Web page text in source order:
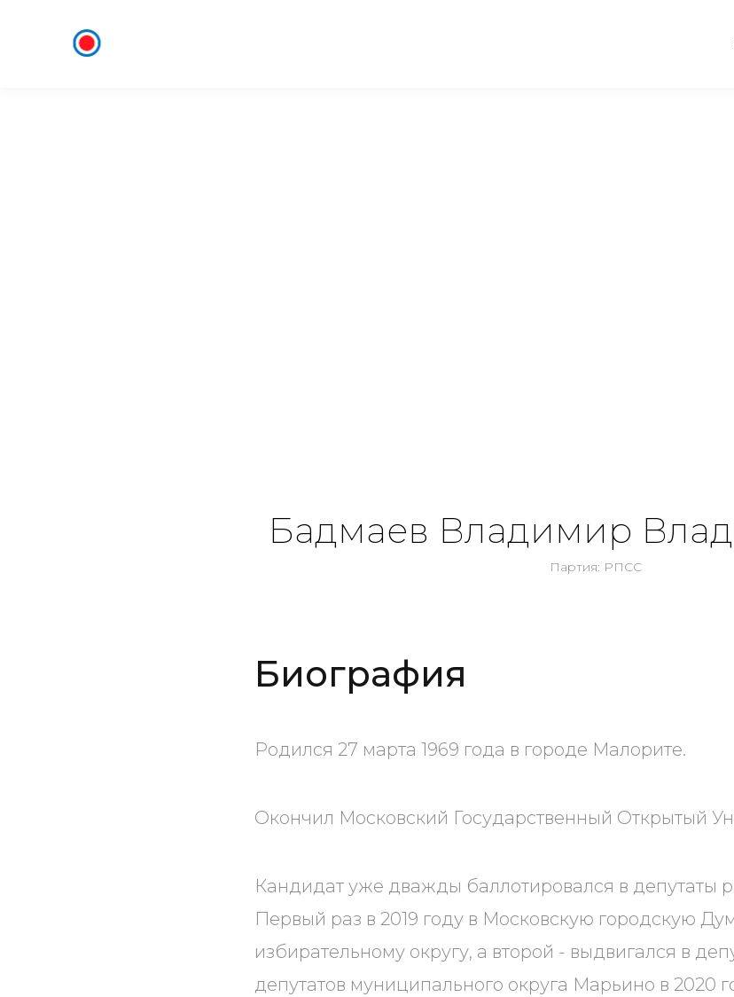
Бадмаев Владимир
Партия: РПСС
Биография
Родился 27 марта 1969 года в городе Малорите.
Окончил Московский Государственный Открытый
Кандидат уже дважды баллотировался в депутаты
Первый раз в 2019 году в Московскую городскую
избирательному округу, а второй - выдвигался в
депутатов муниципального округа Марьино в 2020